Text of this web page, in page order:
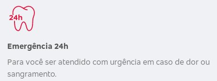
Emergência 24h
Para você ser atendido com urgência em caso de dor ou
sangramento.